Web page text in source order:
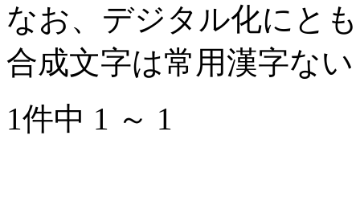
なお、デジタル化にと
合成文字は常用漢字な
1件中 1 ～ 1